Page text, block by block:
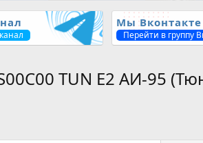
Мы Вконтакте
Перейти в группу
TUN E2 АИ-95